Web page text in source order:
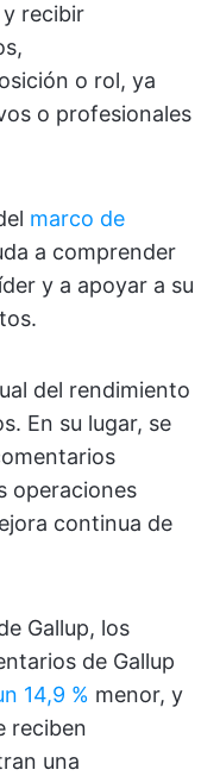
recibir
o rol, ya
o profesionales
marco de
a comprender
y a apoyar a su
del rendimiento
En su lugar, se
operaciones
continua de
Gallup, los
de Gallup
14,9 % menor, y
reciben
una